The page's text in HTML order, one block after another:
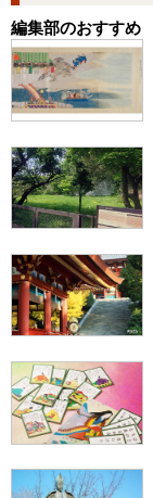
編集部のおすすめ